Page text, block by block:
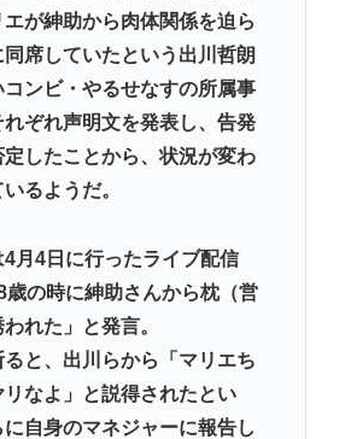
相互RSS
が紳助から肉体関係を迫ら
席していたという出川哲朗
ンビ・やるせなすの所属事
ぞれ声明文を発表し、告発
定したことから、状況が変わ
るようだ。
4月4日に行ったライブ配信
歳の時に紳助さんから枕（営
れた」と発言。
と、出川らから「マリエち
リなよ」と説得されたとい
に自身のマネジャーに報告し